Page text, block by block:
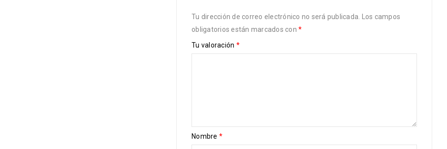
Tu dirección de correo electrónico no será publicada.
Los campos
obligatorios están marcados con*
Tu valoración *
Nombre *